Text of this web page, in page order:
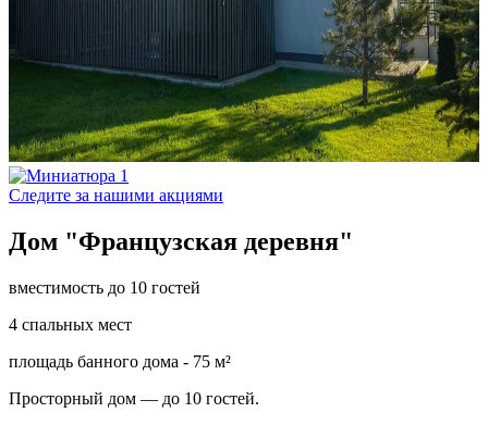
Следите за нашими акциями
Дом "Французская деревня"
вместимость до 10 гостей
4 спальных мест
площадь банного дома - 75 м²
Просторный дом — до 10 гостей.